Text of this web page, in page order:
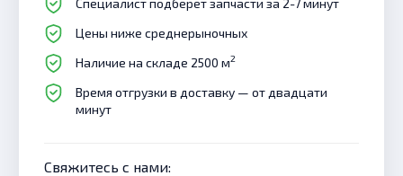
Цены ниже среднерыночных
Наличие на складе 2500 м2
Время отгрузки в доставку — от двадцати
минут
Свяжитесь с нами: